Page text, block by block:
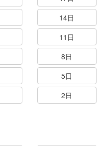
14日
11日
8日
5日
2日